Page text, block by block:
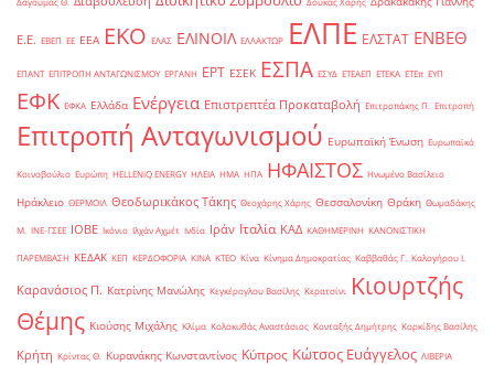
Ε.Ε. ΕΒΕΠ ΕΕ ΕΕΑ ΕΚΟ ΕΛΑΣ ΕΛΙΝΟΙΛ ΕΛΛΑΚΤΩΡ ΕΛΠΕ ΕΛΣΤΑΤ ΕΝΒΕΘ
ΕΠΑΝΤ ΕΠΙΤΡΟΠΗ ΑΝΤΑΓΩΝΙΣΜΟΥ ΕΡΓΑΝΗ ΕΡΤ ΕΣΕΚ ΕΣΠΑ ΕΣΥΔ ΕΤΕΑΕΠ ΕΤΕΚΑ ΕΤΕπ ΕΥΠ
ΕΦΚ ΕΦΚΑ Ελλάδα Ενέργεια Επιστρεπτέα Προκαταβολή Επιτροπάκης Π. Επιτροπή
Επιτροπή Ανταγωνισμού Ευρωπαϊκή Ένωση Ευρωπαϊκό
Κοινοβούλιο Ευρώπη ΗELLENiQ ENERGY ΗΛΕΙΑ ΗΜΑ ΗΠΑ ΗΦΑΙΣΤΟΣ Ηνωμένο Βασίλειο
Ηράκλειο ΘΕΡΜΟΙΛ Θεοδωρικάκος Τάκης Θεοχάρης Χάρης Θεσσαλονίκη Θράκη Θωμαδάκης
Μ. ΙΝΕ-ΓΣΕΕ ΙΟΒΕ Ικόνιο Ιλχάν Αχμέτ Ινδία Ιράν Ιταλία ΚΑΔ ΚΑΘΗΜΕΡΙΝΗ ΚΑΝΟΝΙΣΤΙΚΗ
ΠΑΡΕΜΒΑΣΗ ΚΕΔΑΚ ΚΕΠ ΚΕΡΔΟΦΟΡΙΑ ΚΙΝΑ ΚΤΕΟ Κίνα Κίνημα Δημοκρατίας Καββαθάς Γ. Καλογήρου Ι.
Καρανάσιος Π. Κατρίνης Μανώλης Κεγκέρογλου Βασίλης Κερατσίνι
Κιουρτζής
Θέμης Κιούσης Μιχάλης Κλίμα Κολοκυθάς Αναστάσιος Κονταξής Δημήτρης Κορκίδης Βασίλης
Κρήτη Κρίντας Θ. Κυρανάκης Κωνσταντίνος Κύπρος Κώτσος Ευάγγελος ΛΙΒΕΡΙΑ